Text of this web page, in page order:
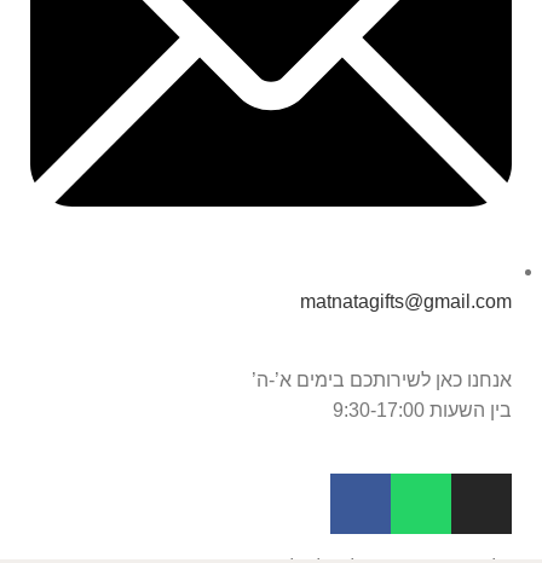
matnatagifts@gmail.com
אנחנו כאן לשירותכם בימים א’-ה’
בין השעות 9:30-17:00